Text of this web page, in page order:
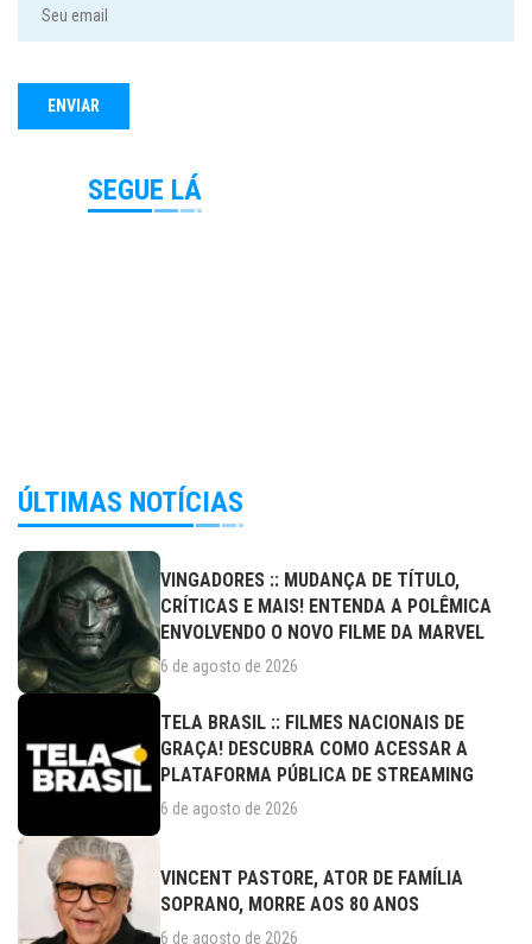
SEGUE LÁ
ÚLTIMAS NOTÍCIAS
VINGADORES :: MUDANÇA DE TÍTULO,
CRÍTICAS E MAIS! ENTENDA A POLÊMICA
ENVOLVENDO O NOVO FILME DA MARVEL
6 de agosto de 2026
TELA BRASIL :: FILMES NACIONAIS DE
GRAÇA! DESCUBRA COMO ACESSAR A
PLATAFORMA PÚBLICA DE STREAMING
6 de agosto de 2026
VINCENT PASTORE, ATOR DE FAMÍLIA
SOPRANO, MORRE AOS 80 ANOS
6 de agosto de 2026